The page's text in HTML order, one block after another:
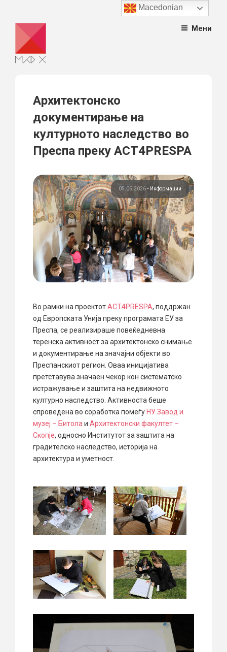
content
Мени
Архитектонско
документирање на
културното наследство во
Преспа преку ACT4PRESPA
05.05.2026• Информации
Во рамки на проектотACT4PRESPA, поддржан
од Европската Унија преку програмата ЕУ за
Преспа, се реализираше повеќедневна
теренска активност за архитектонско снимање
и документирање на значајни објекти во
Преспанскиот регион. Оваа иницијатива
претставува значаен чекор кон систематско
истражување и заштита на недвижното
културно наследство. Активноста беше
спроведена во соработка помеѓу НУ Завод и
музеј – Битола и Архитектонски факултет –
Скопје, односно Институтот за заштита на
градителско наследство, историја на
архитектура и уметност.
Macedonian